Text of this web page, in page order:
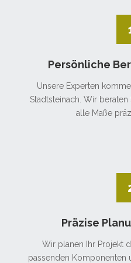
Persönliche
Unsere Experten
Stadtsteinach. Wir
alle Maße
Präzise
Wir planen Ihr Projekt
passenden Komponenten